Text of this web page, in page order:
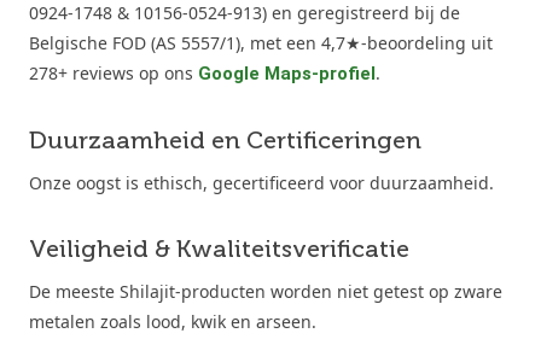
0924-1748 & 10156-0524-913) en geregistreerd bij de
Belgische FOD (AS 5557/1), met een 4,7★-beoordeling uit
278+ reviews op ons Google Maps-profiel .
Duurzaamheid en Certificeringen
Onze oogst is ethisch, gecertificeerd voor duurzaamheid.
Veiligheid & Kwaliteitsverificatie
De meeste Shilajit-producten worden niet getest op zware
metalen zoals lood, kwik en arseen.